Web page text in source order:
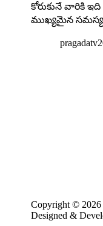
కోరుకునే వారికి
ముఖ్యమైన
Copyright © 2026
Designed &